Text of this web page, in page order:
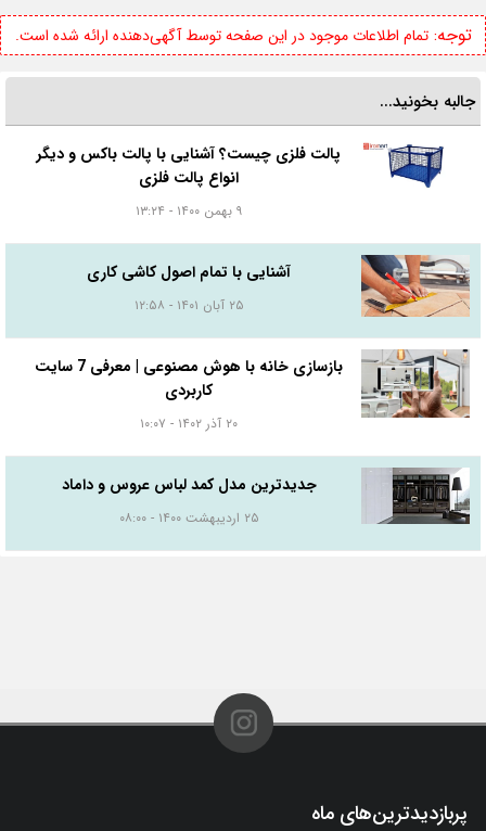
توجه:تمام اطلاعات موجود در این صفحه توسط آگهی‌دهنده ارائه شده است.
جالبه بخونید...
پالت فلزی چیست؟ آشنایی با پالت باکس و دیگر
انواع پالت فلزی
آشنایی با تمام اصول کاشی کاری
۲۵ آبان ۱۴۰۱ - ۱۲:۵۸
بازسازی خانه با هوش مصنوعی | معرفی 7 سایت
کاربردی
۲۰ آذر ۱۴۰۲ - ۱۰:۰۷
جدیدترین مدل کمد لباس عروس و داماد
۲۵ اردیبهشت ۱۴۰۰ - ۰۸:۰۰
پربازدیدترین‌های ماه